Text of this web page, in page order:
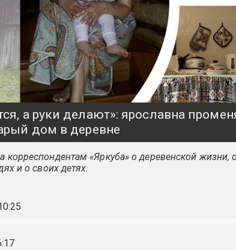
а руки делают»: ярославна
дом в деревне
корреспондентам «Яркуба» о деревенской жизни,
и о своих детях.